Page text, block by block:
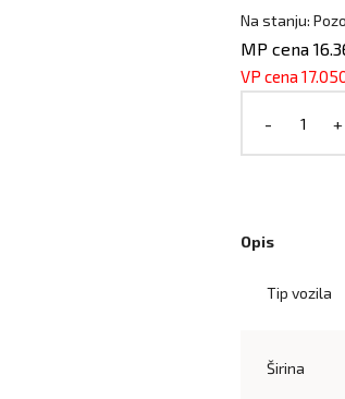
Na stanju:
MP cena
VP cena
- +
Opis
Tip vozila
Širina